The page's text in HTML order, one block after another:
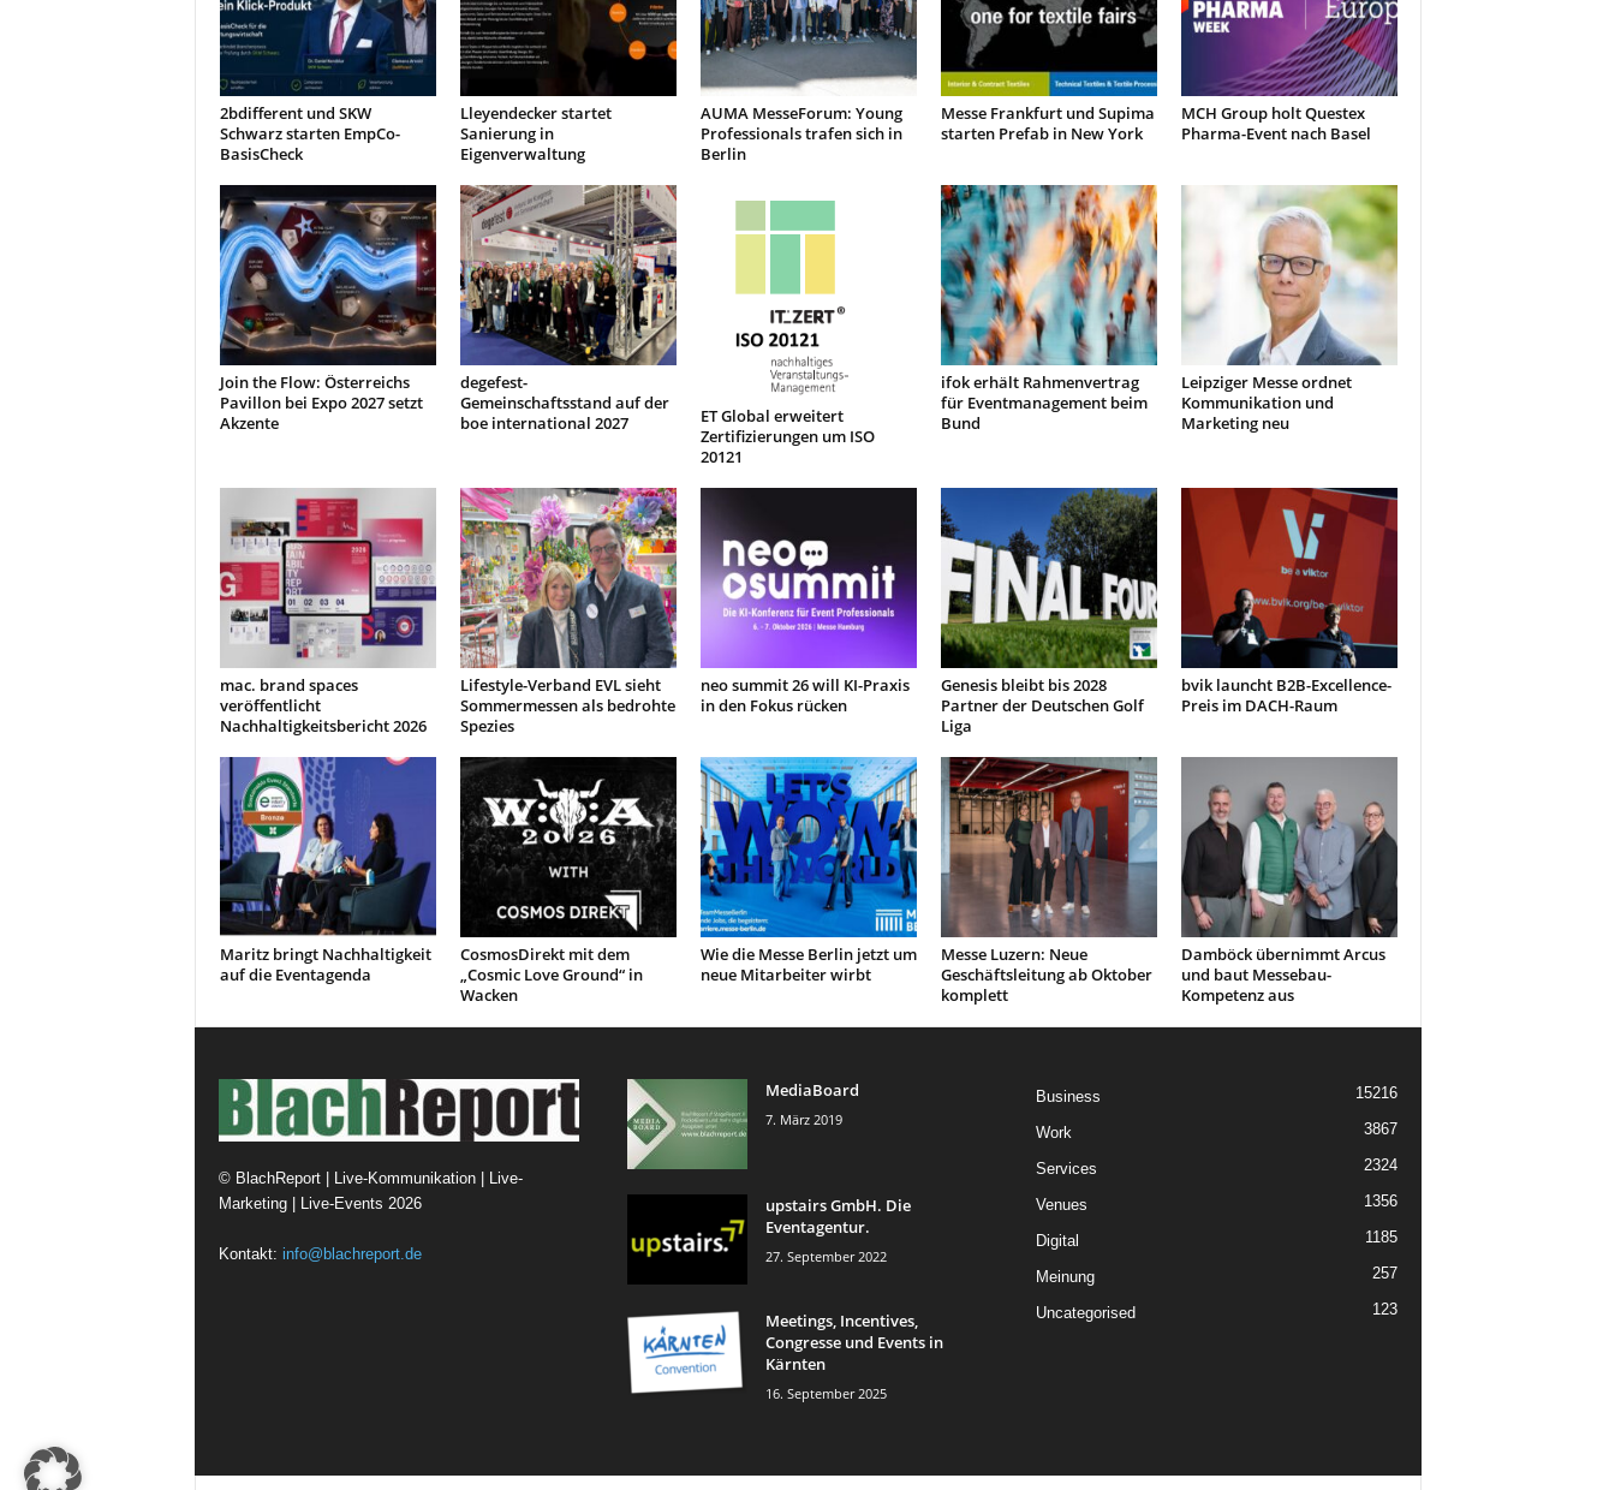
2bdifferent und SKW
Schwarz starten EmpCo-
BasisCheck
Lleyendecker startet
Sanierung in
Eigenverwaltung
AUMA MesseForum: Young
Professionals trafen sich in
Berlin
Messe Frankfurt und Supima
starten Prefab in New York
MCH Group holt Questex
Pharma-Event nach Basel
Join the Flow: Österreichs
Pavillon bei Expo 2027 setzt
Akzente
degefest-
Gemeinschaftsstand auf der
boe international 2027
ET Global erweitert
Zertifizierungen um ISO
20121
ifok erhält Rahmenvertrag
für Eventmanagement beim
Bund
Leipziger Messe ordnet
Kommunikation und
Marketing neu
mac. brand spaces
veröffentlicht
Nachhaltigkeitsbericht 2026
Lifestyle-Verband EVL sieht
Sommermessen als bedrohte
Spezies
neo summit 26 will KI-Praxis
in den Fokus rücken
Genesis bleibt bis 2028
Partner der Deutschen Golf
Liga
bvik launcht B2B-Excellence-
Preis im DACH-Raum
Maritz bringt Nachhaltigkeit
auf die Eventagenda
CosmosDirekt mit dem
„Cosmic Love Ground“ in
Wacken
Wie die Messe Berlin jetzt um
neue Mitarbeiter wirbt
Messe Luzern: Neue
Geschäftsleitung ab Oktober
komplett
Damböck übernimmt Arcus
und baut Messebau-
Kompetenz aus
© BlachReport | Live-Kommunikation | Live-
Marketing | Live-Events 2026
Kontakt: info@blachreport.de
MediaBoard
7. März 2019
upstairs GmbH. Die
Eventagentur.
27. September 2022
Meetings, Incentives,
Congresse und Events in
Kärnten
16. September 2025
Business 15216
Work 3867
Services 2324
Venues 1356
Digital 1185
Meinung 257
Uncategorised 123